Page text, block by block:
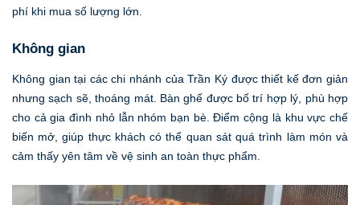
phí khi mua số lượng lớn.
Không gian
Không gian tại các chi nhánh của Trần Ký được thiết kế đơn giản
nhưng sạch sẽ, thoáng mát. Bàn ghế được bố trí hợp lý, phù hợp
cho cả gia đình nhỏ lẫn nhóm bạn bè. Điểm cộng là khu vực chế
biến mở, giúp thực khách có thể quan sát quá trình làm món và
cảm thấy yên tâm về vệ sinh an toàn thực phẩm.